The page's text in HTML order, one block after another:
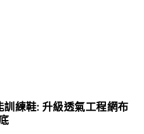
練鞋: 升級透氣工程網布